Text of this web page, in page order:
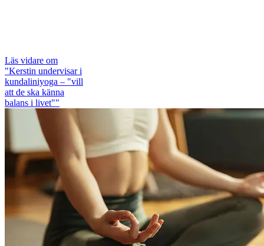
Läs vidare om
"Kerstin undervisar i
kundaliniyoga – "vill
att de ska känna
balans i livet""